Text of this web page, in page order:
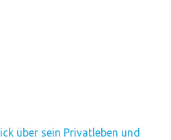
über sein Privatleben und